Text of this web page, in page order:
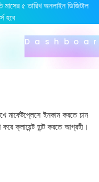
মাসের ৫ তারিখ অনলাইন ডিজিটাল
হবে
মার্কেটপ্লেসে ইনকাম করতে চান
ক্লায়েন্ট হান্ট করতে আগ্রহী।